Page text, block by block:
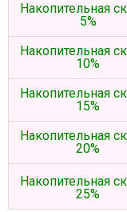
Накопительная
5%
Накопительная
10%
Накопительная
15%
Накопительная
20%
Накопительная
25%